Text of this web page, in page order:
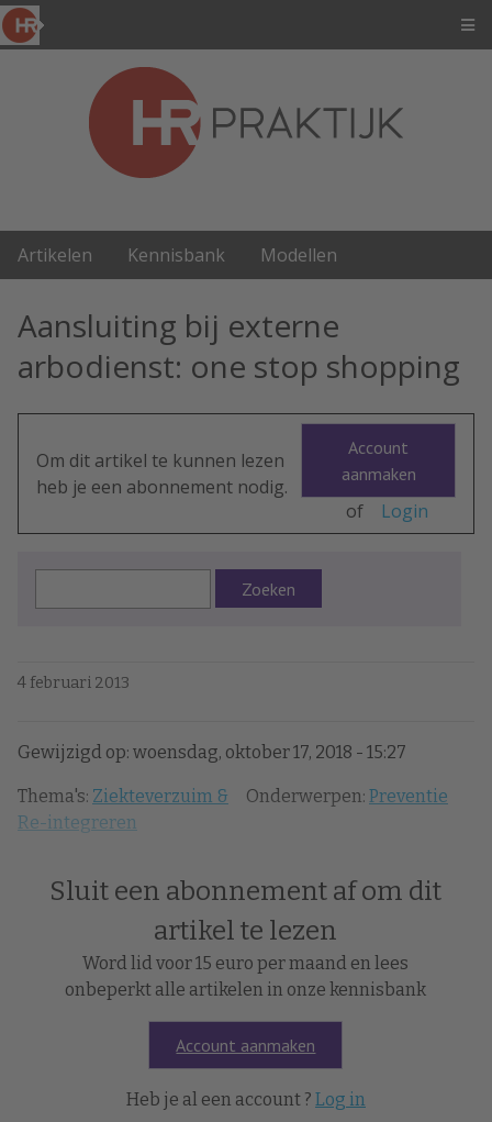
Artikelen Kennisbank Modellen
Aansluiting bij externe
arbodienst: one stop shopping
Om dit artikel te kunnen lezen
heb je een abonnement nodig.
Account
aanmaken
of Login
Zoeken
4 februari 2013
Gewijzigd op: woensdag, oktober 17, 2018 - 15:27
Thema's: Ziekteverzuim &
Re-integreren
Onderwerpen: Preventie
Sluit een abonnement af om dit
artikel te lezen
Word lid voor 15 euro per maand en lees
onbeperkt alle artikelen in onze kennisbank
Account aanmaken
Heb je al een account ? Log in